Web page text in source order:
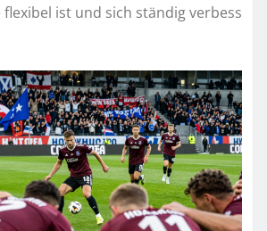
flexibel ist und sich ständig verbess